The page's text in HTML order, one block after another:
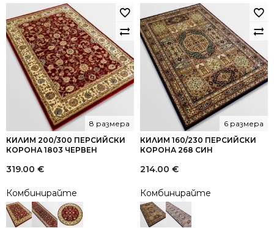
КИЛИМ 200/300 ПЕРСИЙСКИ
КОРОНА 1803 ЧЕРВЕН
8 размера
319.00 €
Комбинирайте
КИЛИМ 160/230 ПЕРСИЙСКИ
КОРОНА 268 СИН
6 размера
214.00 €
Комбинирайте